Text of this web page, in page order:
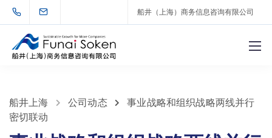
船井（上海）商务信息咨询有限公司
船井上海 公司动态
事业战略和组织战略两线并行
密切联动